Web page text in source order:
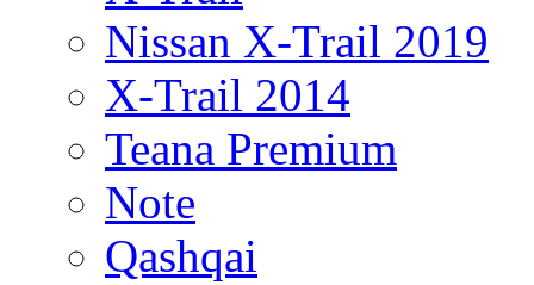
Nissan X-Trail 2019
X-Trail 2014
Teana Premium
Note
Qashqai